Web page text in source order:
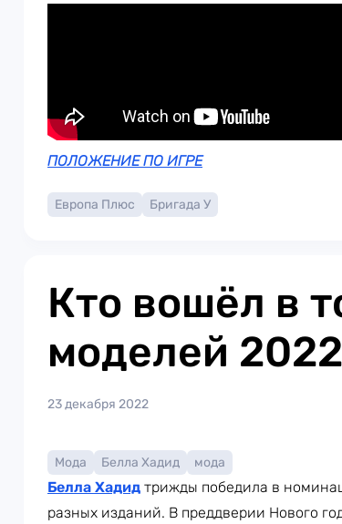
ПОЛОЖЕНИЕ ПО ИГРЕ
Европа Плюс Бригада У
Кто вошёл в
моделей
23 декабря 2022
Мода Белла Хадид мода
Белла Хадид трижды победила в
разных изданий. В преддверии Нового